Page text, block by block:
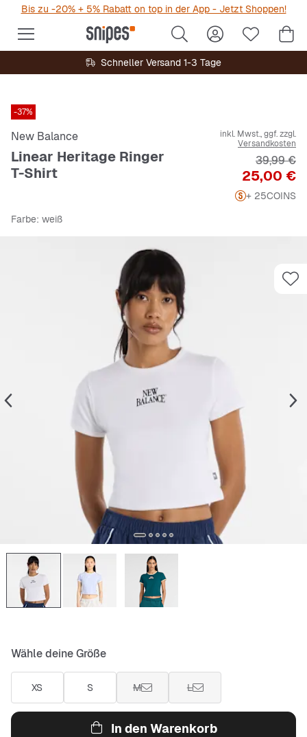
Bis zu -20% + 5% Rabatt on top in der App - Jetzt Shoppen!
Schneller Versand 1-3 Tage
-37%
New Balance
Linear Heritage Ringer
T-Shirt
inkl. Mwst., ggf. zzgl.
Versandkosten
Preis
25,00 €
39,99 €
+ 25COINS
Farbe: weiß
Wähle deine Größe
XS S M L
In den Warenkorb